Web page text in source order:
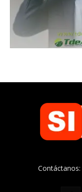
Contáctanos: